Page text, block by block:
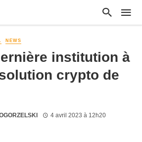
NEWS
institution à
crypto de
4 avril 2023 à 12h20